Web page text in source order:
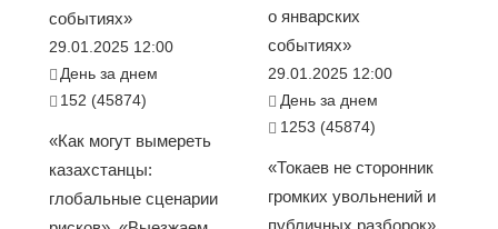
событиях»
29.01.2025 12:00
День за днем
152 (45874)
«Как могут вымереть
казахстанцы:
глобальные сценарии
о январских
событиях»
29.01.2025 12:00
День за днем
1253 (45874)
«Токаев не сторонник
громких увольнений и
публичных разборок».